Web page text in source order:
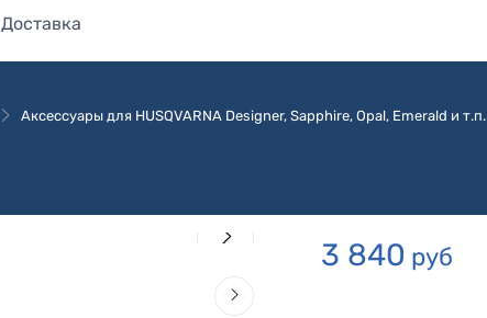
Доставка
Аксессуары для HUSQVARNA Designer, Sapphire, Opal, Emerald и т.п.
3 840 руб